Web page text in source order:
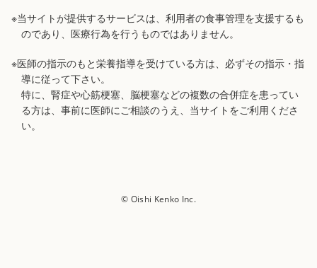
※当サイトが提供するサービスは、利用者の食事管理を支援するも
のであり、医療行為を行うものではありません。
※医師の指示のもと栄養指導を受けている方は、必ずその指示・指
導に従って下さい。
特に、腎症や心筋梗塞、脳梗塞などの複数の合併症を患ってい
る方は、事前に医師にご相談のうえ、当サイトをご利用くださ
い。
© Oishi Kenko Inc.